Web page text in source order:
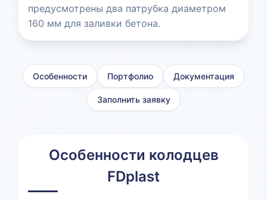
предусмотрены два патрубка диаметром
160 мм для заливки бетона.
Особенности Портфолио Документация
Заполнить заявку
Особенности колодцев
FDplast